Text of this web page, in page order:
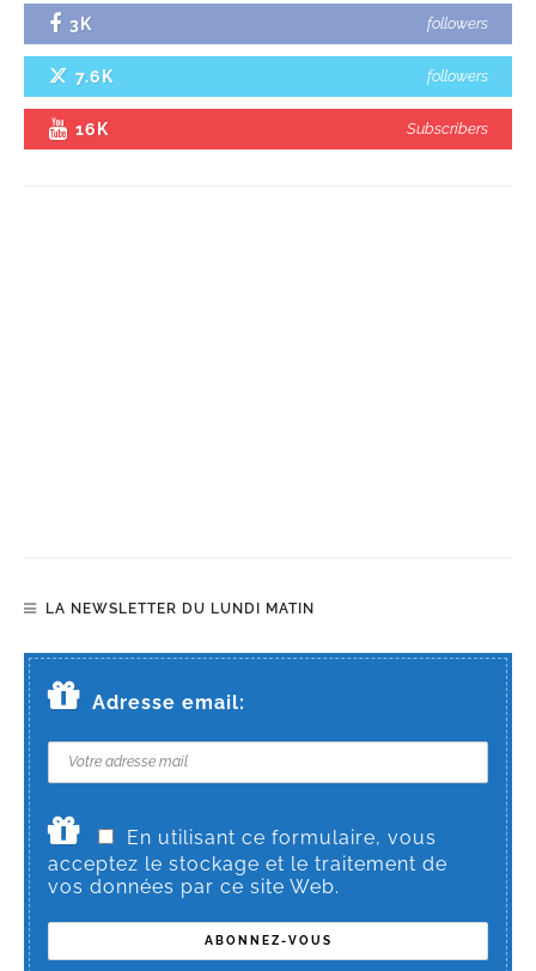
3K followers
7.6K followers
16K Subscribers
LA NEWSLETTER DU LUNDI MATIN
Adresse email:
En utilisant ce formulaire, vous
acceptez le stockage et le traitement de
vos données par ce site Web.